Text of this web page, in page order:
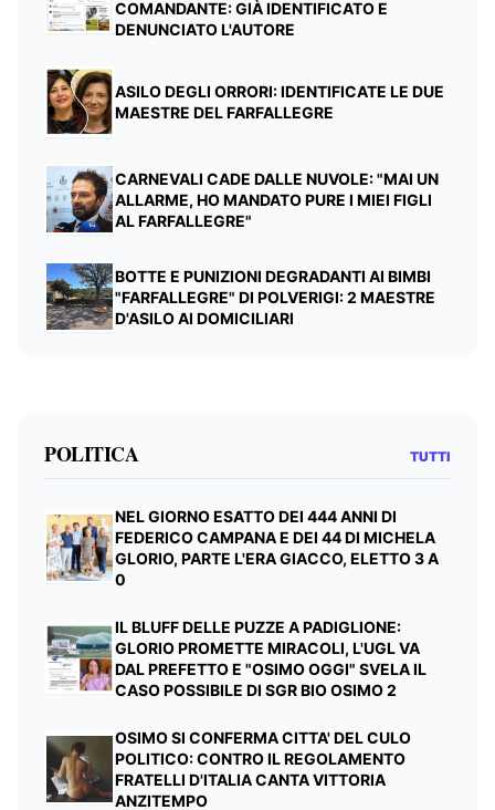
COMANDANTE: GIÀ IDENTIFICATO E
DENUNCIATO L'AUTORE
ASILO DEGLI ORRORI: IDENTIFICATE LE DUE
MAESTRE DEL FARFALLEGRE
CARNEVALI CADE DALLE NUVOLE: "MAI UN
ALLARME, HO MANDATO PURE I MIEI FIGLI
AL FARFALLEGRE"
BOTTE E PUNIZIONI DEGRADANTI AI BIMBI
"FARFALLEGRE" DI POLVERIGI: 2 MAESTRE
D'ASILO AI DOMICILIARI
POLITICA TUTTI
NEL GIORNO ESATTO DEI 444 ANNI DI
FEDERICO CAMPANA E DEI 44 DI MICHELA
GLORIO, PARTE L'ERA GIACCO, ELETTO 3 A
0
IL BLUFF DELLE PUZZE A PADIGLIONE:
GLORIO PROMETTE MIRACOLI, L'UGL VA
DAL PREFETTO E "OSIMO OGGI" SVELA IL
CASO POSSIBILE DI SGR BIO OSIMO 2
OSIMO SI CONFERMA CITTA' DEL CULO
POLITICO: CONTRO IL REGOLAMENTO
FRATELLI D'ITALIA CANTA VITTORIA
ANZITEMPO